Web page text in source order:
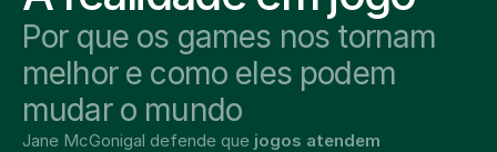
Por que os games nos tornam
melhor e como eles podem
mudar o mundo
Jane McGonigal defende que jogos atendem